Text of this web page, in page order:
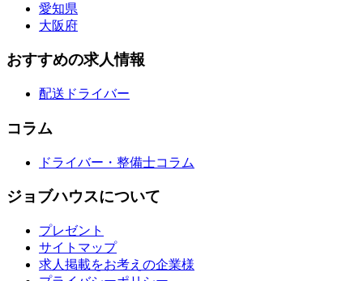
愛知県
大阪府
おすすめの求人情報
配送ドライバー
コラム
ドライバー・整備士コラム
ジョブハウスについて
プレゼント
サイトマップ
求人掲載をお考えの企業様